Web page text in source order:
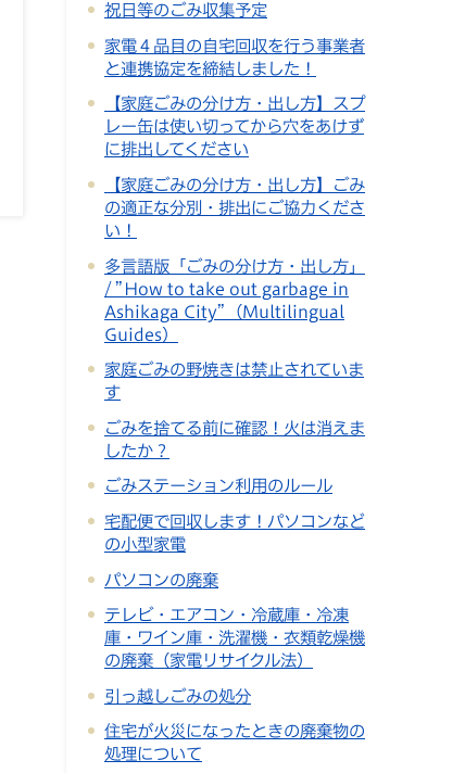
祝日等のごみ収集予定
家電４品目の自宅回収を行う事業者
と連携協定を締結しました！
【家庭ごみの分け方・出し方】スプ
レー缶は使い切ってから穴をあけず
に排出してください
【家庭ごみの分け方・出し方】ごみ
の適正な分別・排出にご協力くださ
い！
多言語版「ごみの分け方・出し方」
/ ”How to take out garbage in
Ashikaga City”（Multilingual
Guides）
家庭ごみの野焼きは禁止されていま
す
ごみを捨てる前に確認！火は消えま
したか？
ごみステーション利用のルール
宅配便で回収します！パソコンなど
の小型家電
パソコンの廃棄
テレビ・エアコン・冷蔵庫・冷凍
庫・ワイン庫・洗濯機・衣類乾燥機
の廃棄（家電リサイクル法）
引っ越しごみの処分
住宅が火災になったときの廃棄物の
処理について